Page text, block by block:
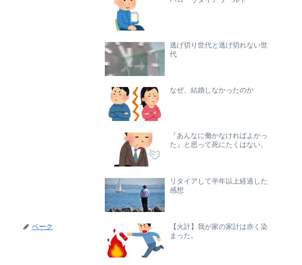
ベーク
逃げ切り世代と逃げ切れない世
代
なぜ、結婚しなかったのか
『あんなに働かなければよかっ
た』と思って死にたくはない。
リタイアして半年以上経過した
感想
【火計】我が家の家計は赤く染
まった。